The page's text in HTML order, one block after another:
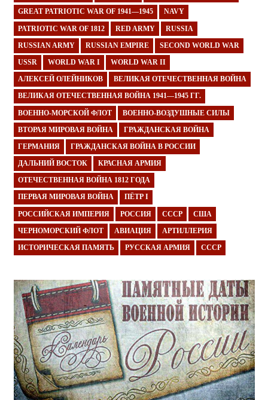
GREAT PATRIOTIC WAR OF 1941—1945 NAVY
PATRIOTIC WAR OF 1812 RED ARMY RUSSIA
RUSSIAN ARMY RUSSIAN EMPIRE SECOND WORLD WAR
USSR WORLD WAR I WORLD WAR II
АЛЕКСЕЙ ОЛЕЙНИКОВ ВЕЛИКАЯ ОТЕЧЕСТВЕННАЯ ВОЙНА
ВЕЛИКАЯ ОТЕЧЕСТВЕННАЯ ВОЙНА 1941—1945 ГГ.
ВОЕННО-МОРСКОЙ ФЛОТ ВОЕННО-ВОЗДУШНЫЕ СИЛЫ
ВТОРАЯ МИРОВАЯ ВОЙНА ГРАЖДАНСКАЯ ВОЙНА
ГЕРМАНИЯ ГРАЖДАНСКАЯ ВОЙНА В РОССИИ
ДАЛЬНИЙ ВОСТОК КРАСНАЯ АРМИЯ
ОТЕЧЕСТВЕННАЯ ВОЙНА 1812 ГОДА
ПЕРВАЯ МИРОВАЯ ВОЙНА ПЁТР I
РОССИЙСКАЯ ИМПЕРИЯ РОССИЯ СССР США
ЧЕРНОМОРСКИЙ ФЛОТ АВИАЦИЯ АРТИЛЛЕРИЯ
ИСТОРИЧЕСКАЯ ПАМЯТЬ РУССКАЯ АРМИЯ СССР